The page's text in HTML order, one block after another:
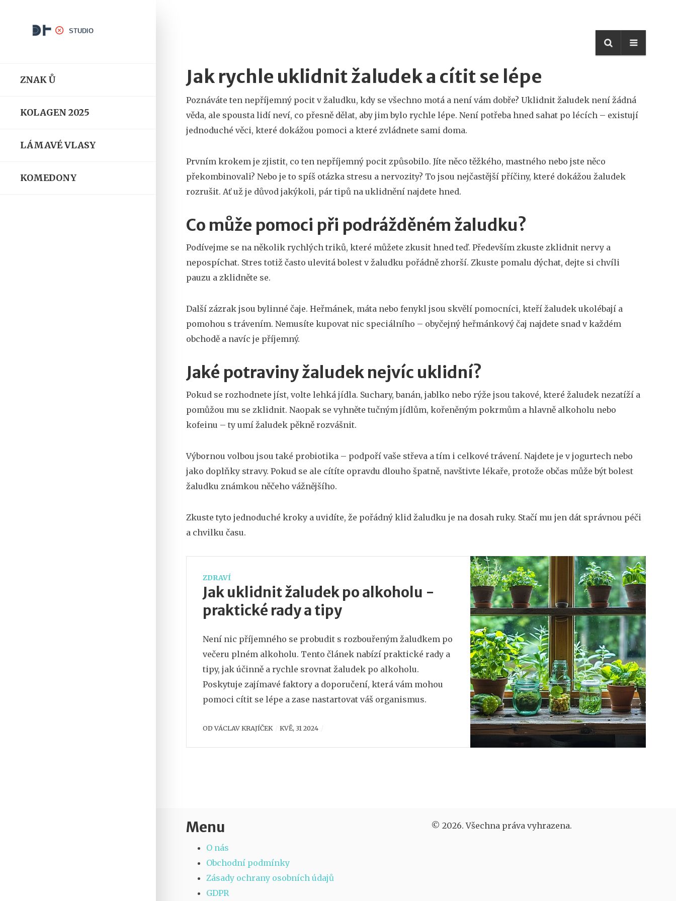
ZNAK Ů
KOLAGEN 2025
LÁMAVÉ VLASY
KOMEDONY
Jak rychle uklidnit žaludek a cítit se lépe
Poznáváte ten nepříjemný pocit v žaludku, kdy se všechno motá a není vám dobře? Uklidnit žaludek není žádná
věda, ale spousta lidí neví, co přesně dělat, aby jim bylo rychle lépe. Není potřeba hned sahat po lécích – existují
jednoduché věci, které dokážou pomoci a které zvládnete sami doma.
Prvním krokem je zjistit, co ten nepříjemný pocit způsobilo. Jíte něco těžkého, mastného nebo jste něco
překombinovali? Nebo je to spíš otázka stresu a nervozity? To jsou nejčastější příčiny, které dokážou žaludek
rozrušit. Ať už je důvod jakýkoli, pár tipů na uklidnění najdete hned.
Co může pomoci při podrážděném žaludku?
Podívejme se na několik rychlých triků, které můžete zkusit hned teď. Především zkuste zklidnit nervy a
nepospíchat. Stres totiž často ulevitá bolest v žaludku pořádně zhorší. Zkuste pomalu dýchat, dejte si chvíli
pauzu a zklidněte se.
Další zázrak jsou bylinné čaje. Heřmánek, máta nebo fenykl jsou skvělí pomocníci, kteří žaludek ukolébají a
pomohou s trávením. Nemusíte kupovat nic speciálního – obyčejný heřmánkový čaj najdete snad v každém
obchodě a navíc je příjemný.
Jaké potraviny žaludek nejvíc uklidní?
Pokud se rozhodnete jíst, volte lehká jídla. Suchary, banán, jablko nebo rýže jsou takové, které žaludek nezatíží a
pomůžou mu se zklidnit. Naopak se vyhněte tučným jídlům, kořeněným pokrmům a hlavně alkoholu nebo
kofeinu – ty umí žaludek pěkně rozvášnit.
Výbornou volbou jsou také probiotika – podpoří vaše střeva a tím i celkové trávení. Najdete je v jogurtech nebo
jako doplňky stravy. Pokud se ale cítíte opravdu dlouho špatně, navštivte lékaře, protože občas může být bolest
žaludku známkou něčeho vážnějšího.
Zkuste tyto jednoduché kroky a uvidíte, že pořádný klid žaludku je na dosah ruky. Stačí mu jen dát správnou péči
a chvilku času.
ZDRAVÍ
Jak uklidnit žaludek po alkoholu -
praktické rady a tipy
Není nic příjemného se probudit s rozbouřeným žaludkem po
večeru plném alkoholu. Tento článek nabízí praktické rady a
tipy, jak účinně a rychle srovnat žaludek po alkoholu.
Poskytuje zajímavé faktory a doporučení, která vám mohou
pomoci cítit se lépe a zase nastartovat váš organismus.
ODVÁCLAV KRAJÍČEK KVĚ, 31 2024
Menu
O nás
Obchodní podmínky
Zásady ochrany osobních údajů
GDPR
© 2026. Všechna práva vyhrazena.